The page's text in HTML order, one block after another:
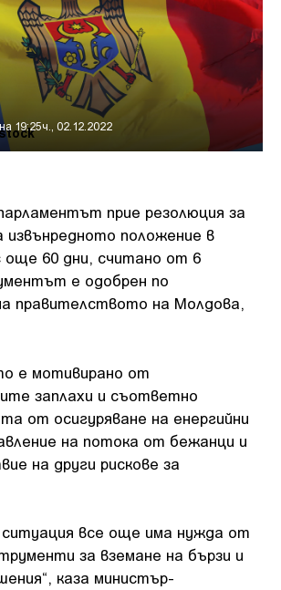
19:25ч., 02.12.2022
прие резолюция за
извънредното положение в
още 60 дни, считано от 6
е одобрен по
правителството на Молдова,
е мотивирано от
заплахи и съответно
от осигуряване на енергийни
на потока от бежанци и
на други рискове за
все още има нужда от
за вземане на бързи и
каза министър-